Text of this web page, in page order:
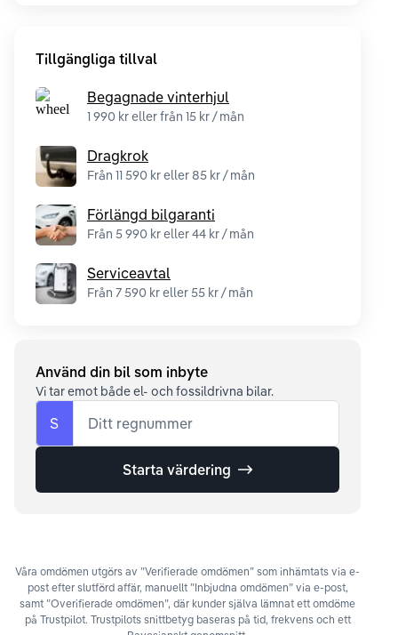
Tillgängliga tillval
Begagnade vinterhjul
1 990 kr eller från 15 kr / mån
Dragkrok
Från 11 590 kr eller 85 kr / mån
Förlängd bilgaranti
Från 5 990 kr eller 44 kr / mån
Serviceavtal
Från 7 590 kr eller 55 kr / mån
Använd din bil som inbyte
Vi tar emot både el- och fossildrivna bilar.
S Ditt regnummer
Starta värdering
Våra omdömen utgörs av ”Verifierade omdömen” som inhämtats via e-
post efter slutförd affär, manuellt ”Inbjudna omdömen” via e-post,
samt ”Overifierade omdömen”, där kunder själva lämnat ett omdöme
på Trustpilot. Trustpilots snittbetyg baseras på tid, frekvens och ett